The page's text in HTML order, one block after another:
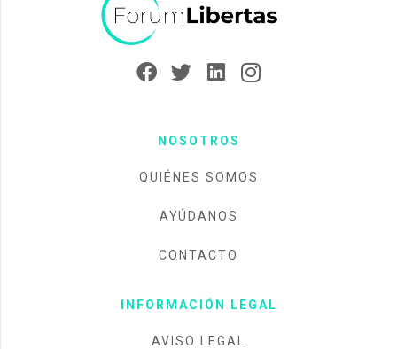
NOSOTROS
QUIÉNES SOMOS
AYÚDANOS
CONTACTO
INFORMACIÓN LEGAL
AVISO LEGAL